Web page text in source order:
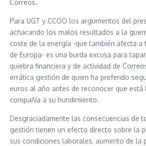
Correos.
Para UGT y CCOO los argumentos del
achacando los malos resultados a la
coste de la energía -que también afecta a
de Europa- es una burda excusa para
quiebra financiera y de actividad de
errática gestión de quien ha preferido
euros al año antes de reconocer que está
compañía a su hundimiento.
Desgraciadamente las consecuencias de
gestión tienen un efecto directo sobre la
sus condiciones laborales, aumento de la